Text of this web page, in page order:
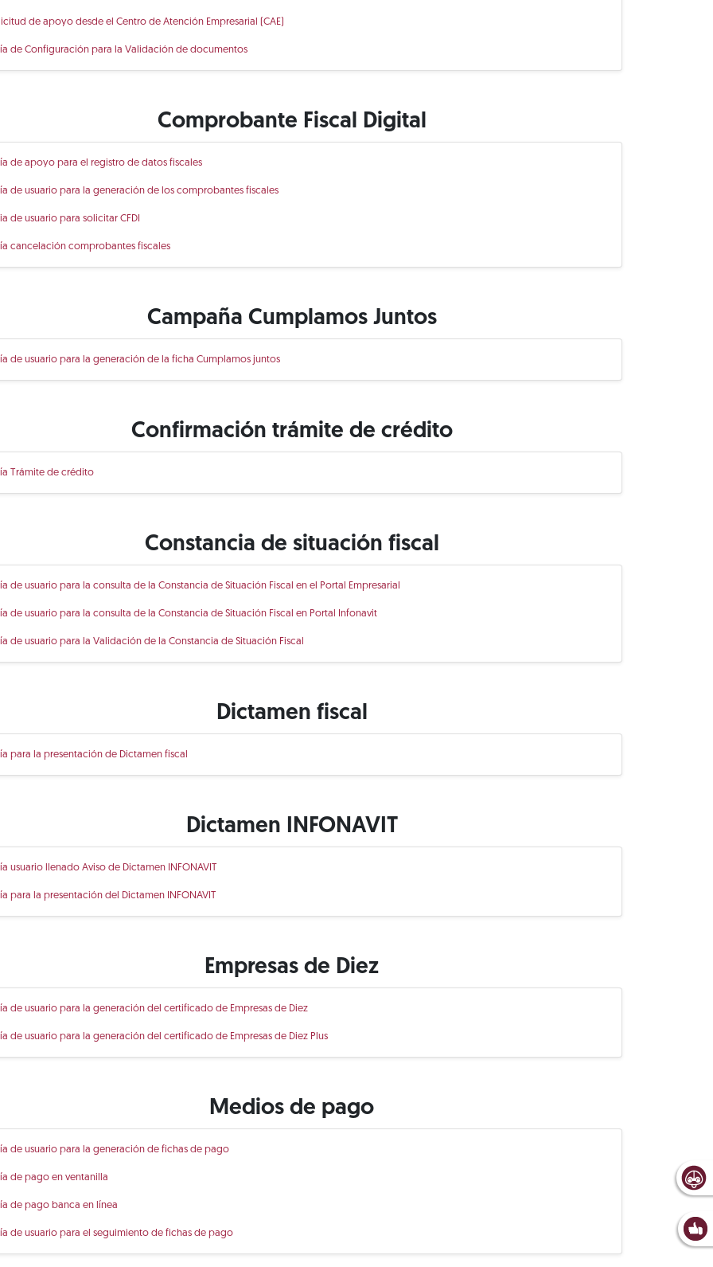
de apoyo desde el Centro de Atención Empresarial (CAE)
de Configuración para la Validación de documentos
Comprobante Fiscal Digital
de apoyo para el registro de datos fiscales
de usuario para la generación de los comprobantes fiscales
de usuario para solicitar CFDI
cancelación comprobantes fiscales
Campaña Cumplamos Juntos
de usuario para la generación de la ficha Cumplamos juntos
Confirmación trámite de crédito
Trámite de crédito
Constancia de situación fiscal
de usuario para la consulta de la Constancia de Situación Fiscal en el Portal Empresarial
de usuario para la consulta de la Constancia de Situación Fiscal en Portal Infonavit
de usuario para la Validación de la Constancia de Situación Fiscal
Dictamen fiscal
para la presentación de Dictamen fiscal
Dictamen INFONAVIT
usuario llenado Aviso de Dictamen INFONAVIT
para la presentación del Dictamen INFONAVIT
Empresas de Diez
de usuario para la generación del certificado de Empresas de Diez
de usuario para la generación del certificado de Empresas de Diez Plus
Medios de pago
de usuario para la generación de fichas de pago
de pago en ventanilla
de pago banca en línea
de usuario para el seguimiento de fichas de pago